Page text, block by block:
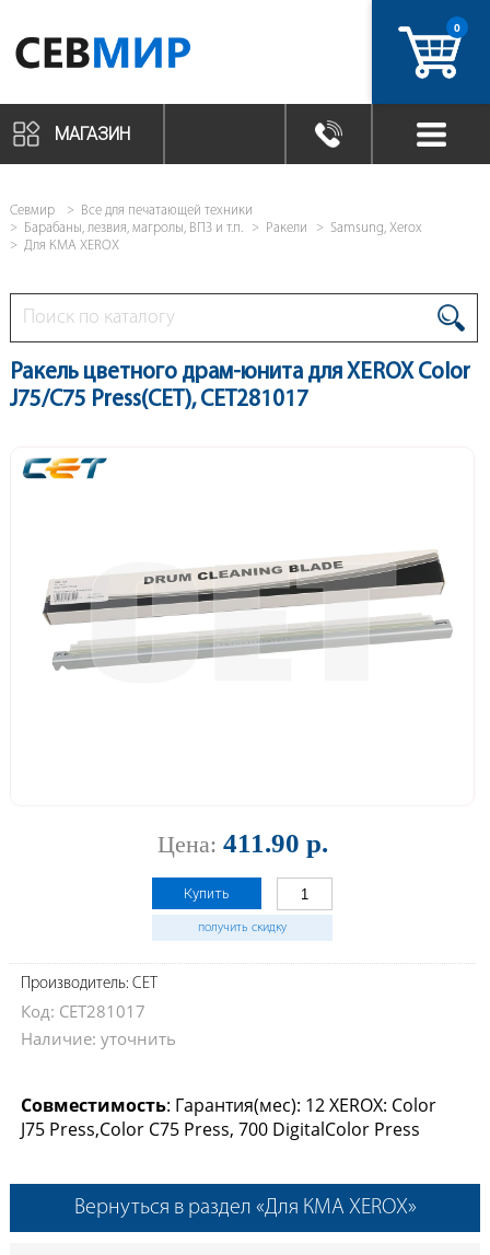
0
МАГАЗИН
Севмир
Все для печатающей техники
Барабаны, лезвия, магролы, ВПЗ и т.п.
Ракели
Samsung, Xerox
Для КМА XEROX
Ракель цветного драм-юнита для XEROX Color
J75/C75 Press(CET), CET281017
Цена: 411.90 р.
Купить
получить скидку
Производитель: CET
Код: CET281017
Наличие: уточнить
Совместимость: Гарантия(мес): 12 XEROX: Color
J75 Press,Color C75 Press, 700 DigitalColor Press
Вернуться в раздел «Для КМА XEROX»